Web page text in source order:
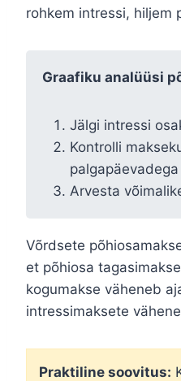
rohkem intressi, hiljem
Graafiku analüüsi
Jälgi intressi
Kontrolli
palgapäevadega
Arvesta
Võrdsete
et põhiosa
kogumakse väheneb
intressimaksete
Praktiline soovitus: